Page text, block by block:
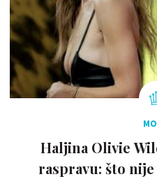
Haljina Olivie
raspravu: što